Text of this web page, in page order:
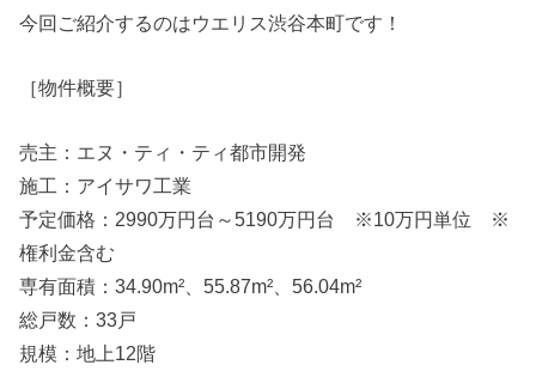
今回ご紹介するのはウエリス渋谷本町です！
［物件概要］
売主：エヌ・ティ・ティ都市開発
施工：アイサワ工業
予定価格：2990万円台～5190万円台 ※10万円単位 ※
権利金含む
専有面積：34.90m²、55.87m²、56.04m²
総戸数：33戸
規模：地上12階